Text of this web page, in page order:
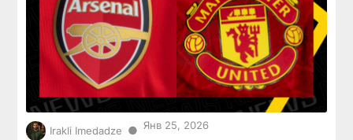
Irakli Imedadze ● Янв 25, 2026